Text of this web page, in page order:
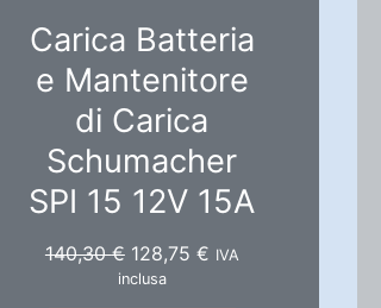
Carica Batteria
e Mantenitore
di Carica
Schumacher
SPI 15 12V 15A
140,30€ I
l
128,75 €I IVA
inclusa